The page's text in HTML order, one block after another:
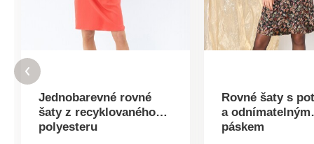
Jednobarevné rovné
šaty z recyklovaného
polyesteru
Rovné šaty s
a odnímatelným
páskem